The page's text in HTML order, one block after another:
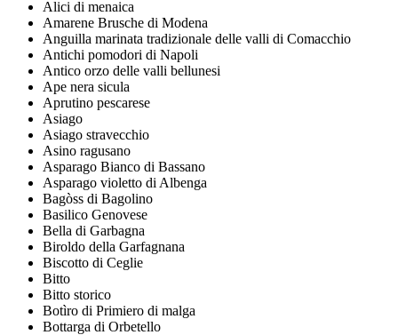
Alici di menaica
Amarene Brusche di Modena
Anguilla marinata tradizionale delle valli di Comacchio
Antichi pomodori di Napoli
Antico orzo delle valli bellunesi
Ape nera sicula
Aprutino pescarese
Asiago
Asiago stravecchio
Asino ragusano
Asparago Bianco di Bassano
Asparago violetto di Albenga
Bagòss di Bagolino
Basilico Genovese
Bella di Garbagna
Biroldo della Garfagnana
Biscotto di Ceglie
Bitto
Bitto storico
Botìro di Primiero di malga
Bottarga di Orbetello